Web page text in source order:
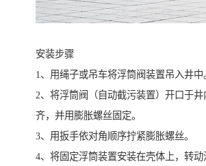
安装步骤
1、用绳子或吊车将浮筒阀装置吊入井中
2、将浮筒阀（自动截污装置）开口于
齐，并用膨胀螺丝固定。
3、用扳手依对角顺序拧紧膨胀螺丝。
4、将固定浮筒装置安装在壳体上，转